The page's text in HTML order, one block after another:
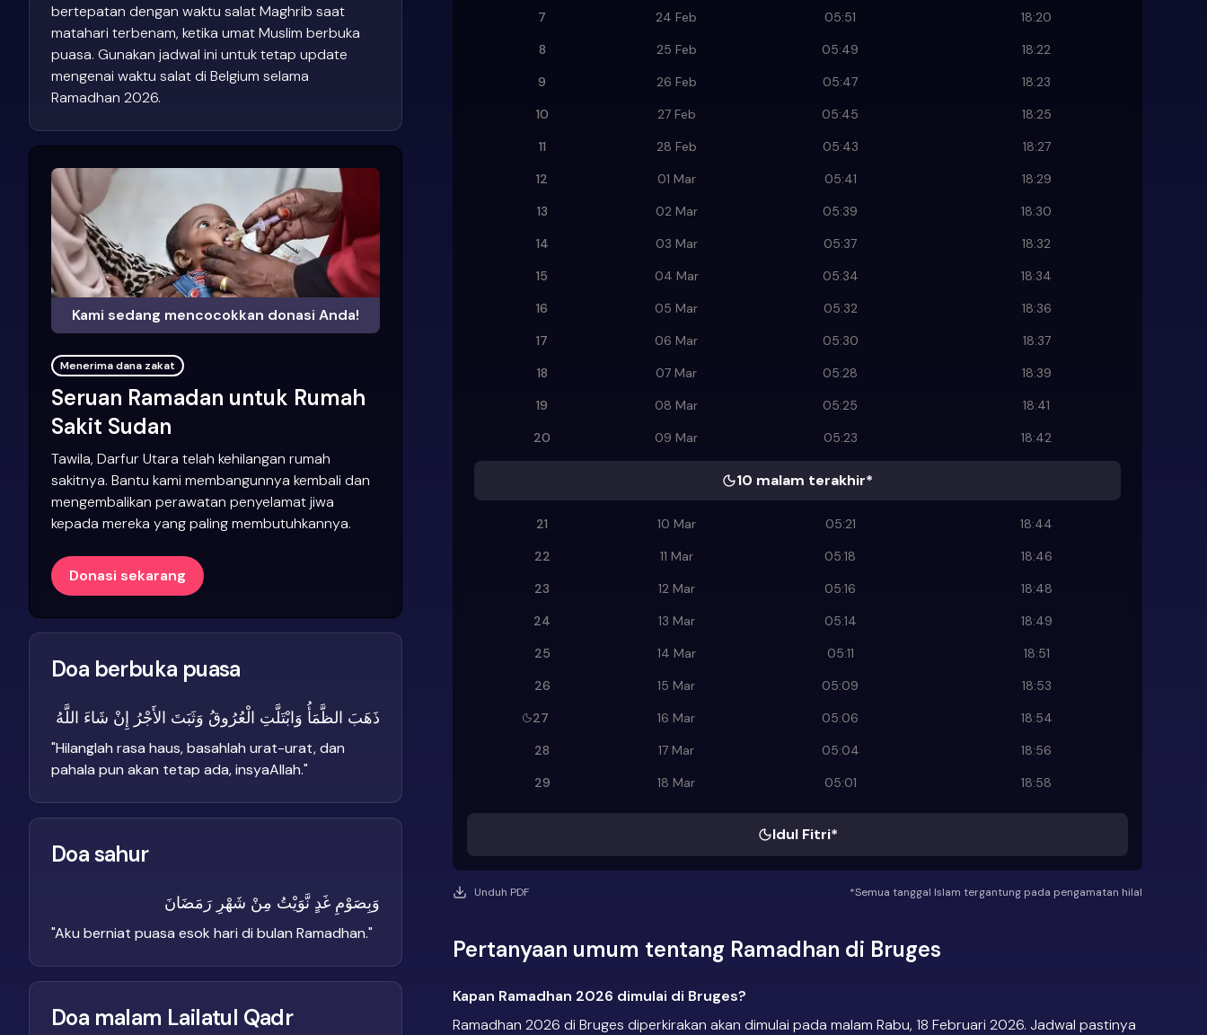
7
24 Feb 05:51
18:20
8
25 Feb 05:49
18:22
9
26 Feb 05:47
18:23
10
27 Feb 05:45
18:25
11
28 Feb 05:43
18:27
12
01 Mar 05:41
18:29
13
02 Mar 05:39
18:30
14
03 Mar 05:37
18:32
15
04 Mar 05:34
18:34
16
05 Mar 05:32
18:36
17
06 Mar 05:30
18:37
18
07 Mar 05:28
18:39
19
08 Mar 05:25
18:41
20
09 Mar 05:23 18:42
10 malam terakhir*
21 10 Mar 05:21
18:44
22
11 Mar 05:18
18:46
23
12 Mar 05:16
18:48
24
13 Mar 05:14
18:49
25
14 Mar 05:11
18:51
26
15 Mar 05:09
18:53
27
16 Mar 05:06
18:54
28
17 Mar 05:04
18:56
29
18 Mar 05:01 18:58
Idul Fitri*
Unduh PDF *Semua tanggal Islam tergantung pada pengamatan hilal
Pertanyaan umum tentang Ramadhan di Bruges
Kapan Ramadhan 2026 dimulai di Bruges?
Ramadhan 2026 di Bruges diperkirakan akan dimulai pada malam Rabu, 18 Februari 2026. Jadwal pastinya
bertepatan dengan waktu salat Maghrib saat
matahari terbenam, ketika umat Muslim berbuka
puasa. Gunakan jadwal ini untuk tetap update
mengenai waktu salat di Belgium selama
Ramadhan 2026.
Kami sedang mencocokkan donasi Anda!
Menerima dana zakat
Seruan Ramadan untuk Rumah
Sakit Sudan
Tawila, Darfur Utara telah kehilangan rumah
sakitnya. Bantu kami membangunnya kembali dan
mengembalikan perawatan penyelamat jiwa
kepada mereka yang paling membutuhkannya.
Donasi sekarang
Doa berbuka puasa
ذَهَبَ الظَّمَأُ وَابْتَلَّتِ الْعُرُوقُ وَثَبَتَ الأَجْرُ إِنْ شَاءَ اللَّهُ
"Hilanglah rasa haus, basahlah urat-urat, dan
pahala pun akan tetap ada, insyaAllah."
Doa sahur
وَبِصَوْمِ غَدٍ نَّوَيْتُ مِنْ شَهْرِ رَمَضَانَ
"Aku berniat puasa esok hari di bulan Ramadhan."
Doa malam Lailatul Qadr